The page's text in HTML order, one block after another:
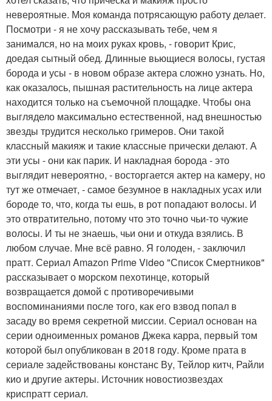
невероятные. Моя команда потрясающую работу делает.
Посмотри - я не хочу рассказывать тебе, чем я
занимался, но на моих руках кровь, - говорит Крис,
доедая сытный обед. Длинные вьющиеся волосы, густая
борода и усы - в новом образе актера сложно узнать. Но,
как оказалось, пышная растительность на лице актера
находится только на съемочной площадке. Чтобы она
выглядело максимально естественной, над внешностью
звезды трудится несколько гримеров. Они такой
классный макияж и такие классные прически делают. А
эти усы - они как парик. И накладная борода - это
выглядит невероятно, - восторгается актер на камеру, но
тут же отмечает, - самое безумное в накладных усах или
бороде то, что, когда ты ешь, в рот попадают волосы. И
это отвратительно, потому что это точно чьи-то чужие
волосы. И ты не знаешь, чьи они и откуда взялись. В
любом случае. Мне всё равно. Я голоден, - заключил
пратт. Сериал Amazon Prime Video "Список Смертников"
рассказывает о морском пехотинце, который
возвращается домой с противоречивыми
воспоминаниями после того, как его взвод попал в
засаду во время секретной миссии. Сериал основан на
серии одноименных романов Джека карра, первый том
которой был опубликован в 2018 году. Кроме прата в
сериале задействованы констанс Ву, Тейлор китч, Райли
кио и другие актеры. Источник новостиозвездах
криспратт сериал.